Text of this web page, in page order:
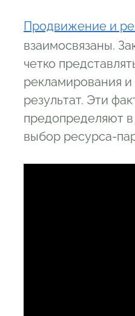
Продвижение и
взаимосвязаны.
четко
рекламирования
результат. Эти
предопределяют
выбор ресурса-